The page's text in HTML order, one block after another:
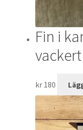
Fin i
kr180